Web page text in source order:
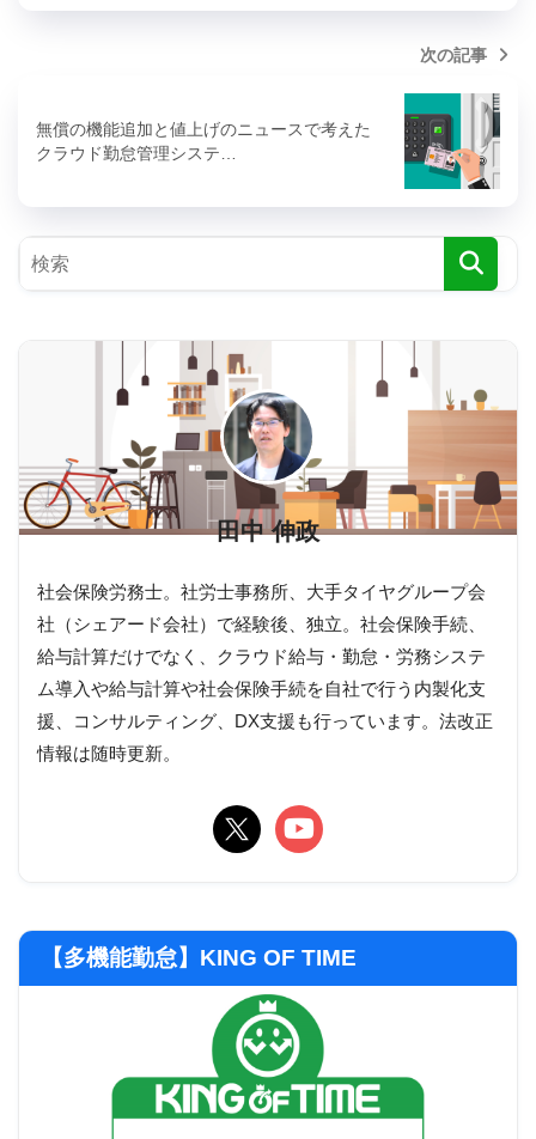
次の記事
無償の機能追加と値上げのニュースで考えた
クラウド勤怠管理システ…
田中 伸政
社会保険労務士。社労士事務所、大手タイヤグループ会
社（シェアード会社）で経験後、独立。社会保険手続、
給与計算だけでなく、クラウド給与・勤怠・労務システ
ム導入や給与計算や社会保険手続を自社で行う内製化支
援、コンサルティング、DX支援も行っています。法改正
情報は随時更新。
【多機能勤怠】KING OF TIME